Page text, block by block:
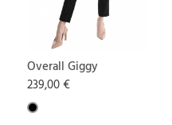
Overall Giggy
239,00 €